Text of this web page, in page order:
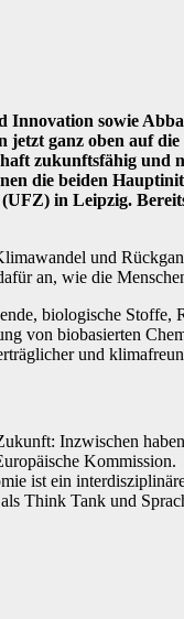
Innovation sowie
ganz oben auf
zukunftsfähig
die beiden
in Leipzig.
und
an, wie die
biologische
von biobasierten
und
Inzwischen
Kommission.
ist ein
Think Tank und